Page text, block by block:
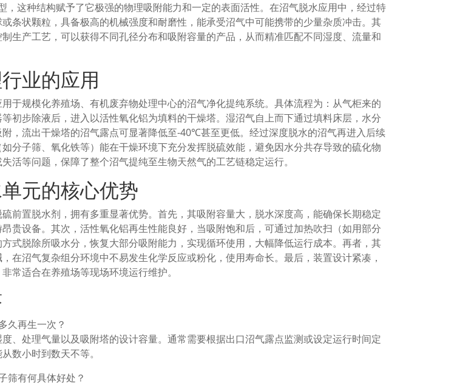
，这种结构赋予了它极强的物理吸附能力和一定的表面活性。在沼气脱水应用中，经过特
条状颗粒，具备极高的机械强度和耐磨性，能承受沼气中可能携带的少量杂质冲击。其
生产工艺，可以获得不同孔径分布和吸附容量的产品，从而精准匹配不同湿度、流量和
业的应用
于规模化养殖场、有机废弃物处理中心的沼气净化提纯系统。具体流程为：从气柜来的
初步除液后，进入以活性氧化铝为填料的干燥塔。湿沼气自上而下通过填料床层，水分
，流出干燥塔的沼气露点可显著降低至-40℃甚至更低。经过深度脱水的沼气再进入后续
分子筛、氧化铁等）能在干燥环境下充分发挥脱硫效能，避免因水分共存导致的硫化物
活等问题，保障了整个沼气提纯至生物天然气的工艺链稳定运行。
元的核心优势
前置脱水剂，拥有多重显著优势。首先，其吸附容量大，脱水深度高，能确保长期稳定
贵设备。其次，活性氧化铝再生性能良好，当吸附饱和后，可通过加热吹扫（如用部分
式脱除所吸水分，恢复大部分吸附能力，实现循环使用，大幅降低运行成本。再者，其
在沼气复杂组分环境中不易发生化学反应或粉化，使用寿命长。最后，装置设计紧凑，
常适合在养殖场等现场环境运行维护。
久再生一次？
、处理气量以及吸附塔的设计容量。通常需要根据出口沼气露点监测或设定运行时间定
数小时到数天不等。
筛有何具体好处？